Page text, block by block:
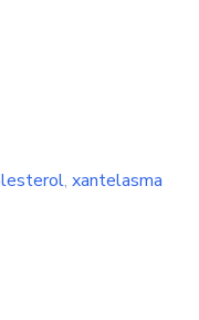
, xantelasma